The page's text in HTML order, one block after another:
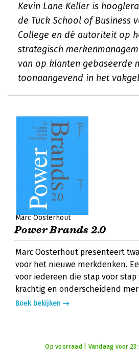
Kevin Lane Keller is
de Tuck School of Business
College en dé autoriteit op
strategisch
van op klanten gebaseerde
toonaangevend in het
Marc Oosterhout
Power Brands 2.0
Marc Oosterhout presenteert
voor het nieuwe merkdenken.
voor iedereen die stap voor stap
krachtig en onderscheidend
Boek bekijken
Op voorraad | Vandaag voor